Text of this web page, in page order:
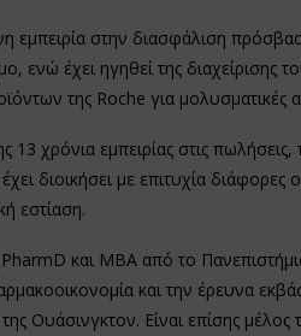
εμπειρία στην διασφάλιση
ενώ έχει ηγηθεί της διαχείρισης
της Roche για μολυσματικές
13 χρόνια εμπειρίας στις
έχει διοικήσει με επιτυχία
εστίαση.
PharmD και MBA από το
και την έρευνα
Ουάσινγκτον. Είναι επίσης